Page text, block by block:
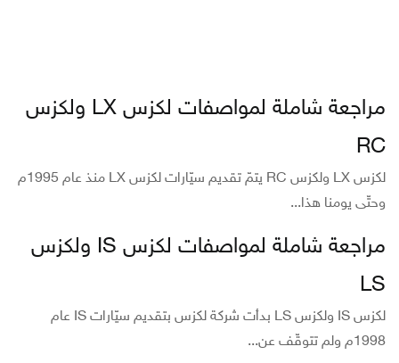
مراجعة شاملة لمواصفات لكزس LX ولكزس
RC
لكزس LX ولكزس RC يتمّ تقديم سيّارات لكزس LX منذ عام 1995م
وحتّى يومنا هذا...
مراجعة شاملة لمواصفات لكزس IS ولكزس
LS
لكزس IS ولكزس LS بدأت شركة لكزس بتقديم سيّارات IS عام
1998م ولم تتوقّف عن...